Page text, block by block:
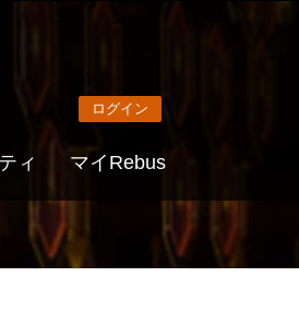
ログイン
ィ マイRebus